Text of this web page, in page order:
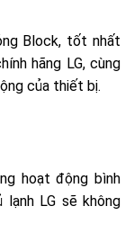
Block, tốt nhất
hãng LG, cùng
của thiết bị.
hoạt động bình
LG sẽ không